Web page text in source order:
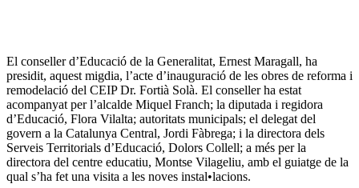
El conseller d’Educació de la Generalitat, Ernest Maragall, ha
presidit, aquest migdia, l’acte d’inauguració de les obres de reforma i
remodelació del CEIP Dr. Fortià Solà. El conseller ha estat
acompanyat per l’alcalde Miquel Franch; la diputada i regidora
d’Educació, Flora Vilalta; autoritats municipals; el delegat del
govern a la Catalunya Central, Jordi Fàbrega; i la directora dels
Serveis Territorials d’Educació, Dolors Collell; a més per la
directora del centre educatiu, Montse Vilageliu, amb el guiatge de la
qual s’ha fet una visita a les noves instal•lacions.